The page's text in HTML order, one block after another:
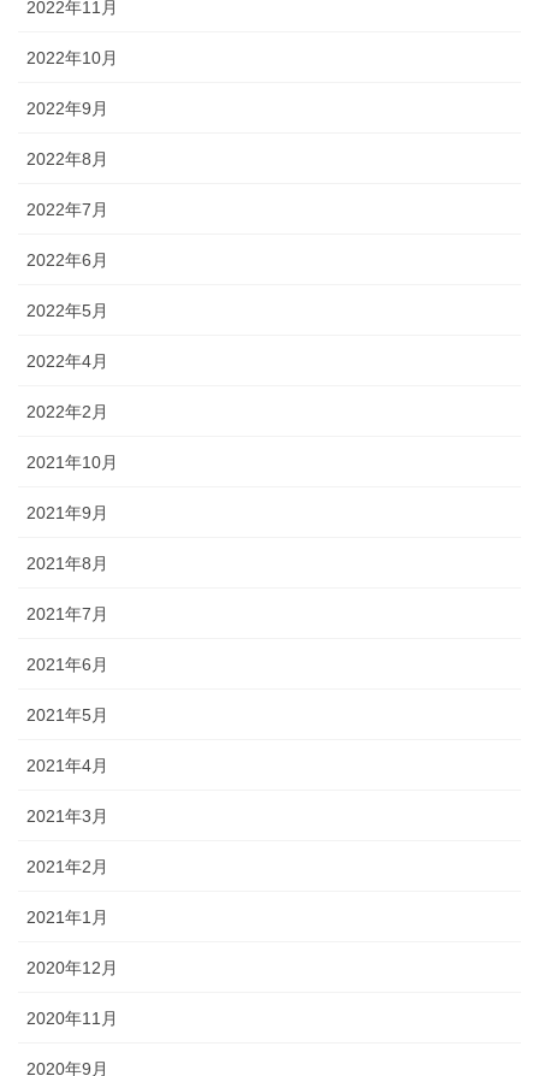
2022年11月
2022年10月
2022年9月
2022年8月
2022年7月
2022年6月
2022年5月
2022年4月
2022年2月
2021年10月
2021年9月
2021年8月
2021年7月
2021年6月
2021年5月
2021年4月
2021年3月
2021年2月
2021年1月
2020年12月
2020年11月
2020年9月